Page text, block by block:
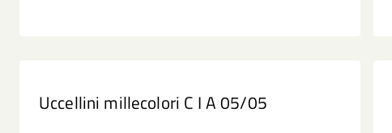
Uccellini millecolori C I A 05/05